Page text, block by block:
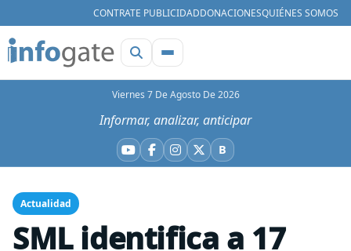
CONTRATE PUBLICIDADDONACIONESQUIÉNES SOMOS
Viernes 7 De Agosto De 2026
Informar, analizar, anticipar
YouTube
Facebook
Instagram
X BBluesky
Actualidad
SML identifica a 17